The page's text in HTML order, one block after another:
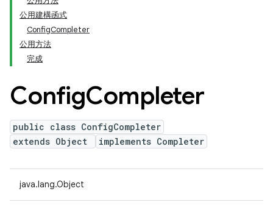
公用建構函式
ConfigCompleter
公用方法
完成
ConfigCompleter
public class ConfigCompleter
extends Object
implements Completer
java.lang.Object